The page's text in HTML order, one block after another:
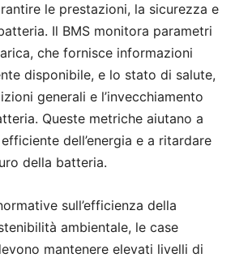
le prestazioni, la sicurezza e
Il BMS monitora parametri
che fornisce informazioni
disponibile, e lo stato di salute,
generali e l’invecchiamento
Queste metriche aiutano a
dell’energia e a ritardare
della batteria.
sull’efficienza della
ambientale, le case
mantenere elevati livelli di